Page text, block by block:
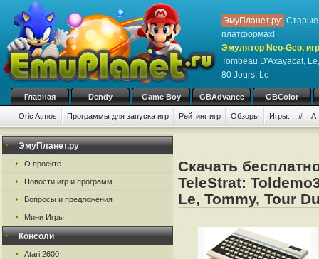
ЭмуПланет.ру: Старые
платформах!
Эмулятор Neo-Geo,
Tombeau D'Axayacat,
80 Jours, Le
Главная Dendy Game Boy GBAdvance GBColor
Oric Atmos Программы для запуска игр Рейтинг игр Обзоры Игры: # A
ЭмуПланет.ру
О проекте
Новости игр и программ
Вопросы и предложения
Мини Игры
Консоли
Atari 2600
Скачать
TeleStrat:
Le, Tommy, Tour